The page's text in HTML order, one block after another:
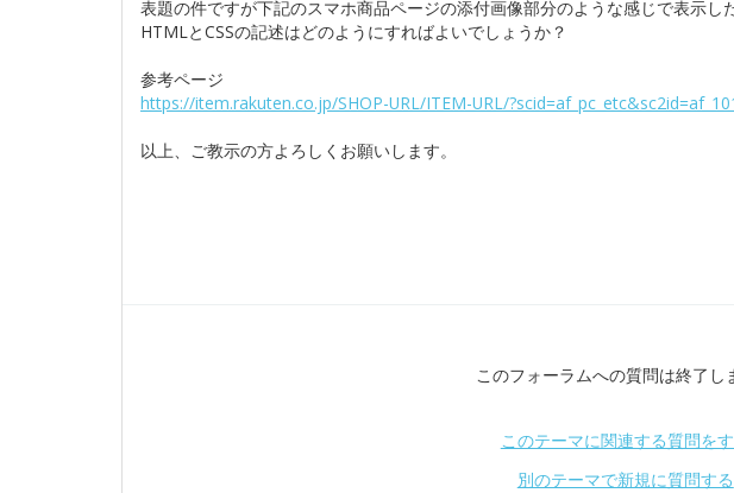
表題の件ですが下記のスマホ商品ページの添付画像部分のような感じで表示し
HTMLとCSSの記述はどのようにすればよいでしょうか？
参考ページ
https://item.rakuten.co.jp/SHOP-URL/ITEM-URL/
以上、ご教示の方よろしくお願いします。
このフォーラムへの質問は終了し
このテーマに関連する質問を
別のテーマで新規に質問する